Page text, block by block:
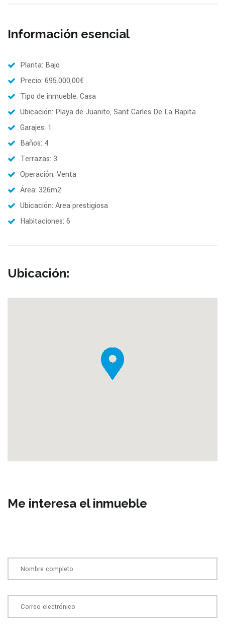
Información esencial
Planta: Bajo
Precio: 695.000,00€
Tipo de inmueble: Casa
Ubicación: Playa de Juanito, Sant Carles De La Rapita
Garajes: 1
Baños: 4
Terrazas: 3
Operación: Venta
Área: 326m2
Ubicación: Area prestigiosa
Habitaciones: 6
Ubicación:
Me interesa el inmueble